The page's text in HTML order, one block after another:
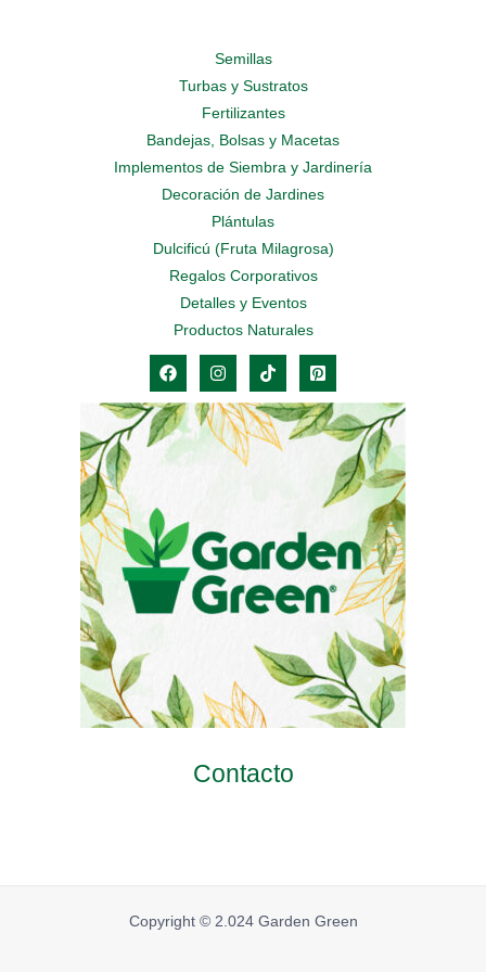
Semillas
Turbas y Sustratos
Fertilizantes
Bandejas, Bolsas y Macetas
Implementos de Siembra y Jardinería
Decoración de Jardines
Plántulas
Dulcificú (Fruta Milagrosa)
Regalos Corporativos
Detalles y Eventos
Productos Naturales
Contacto
Copyright © 2.024 Garden Green